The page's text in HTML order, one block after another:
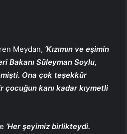
Meydan, ‘Kızımın ve eşimin
Bakanı Süleyman Soylu,
Ona çok teşekkür
çocuğun kanı kadar kıymetli
‘Her şeyimiz birlikteydi.